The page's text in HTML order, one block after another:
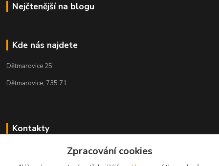
Nejčtenější na blogu
Kde nás najdete
Dětmarovice 25
Dětmarovice, 735 71
Kontakty
+420 731 444 327Zpracování cookies